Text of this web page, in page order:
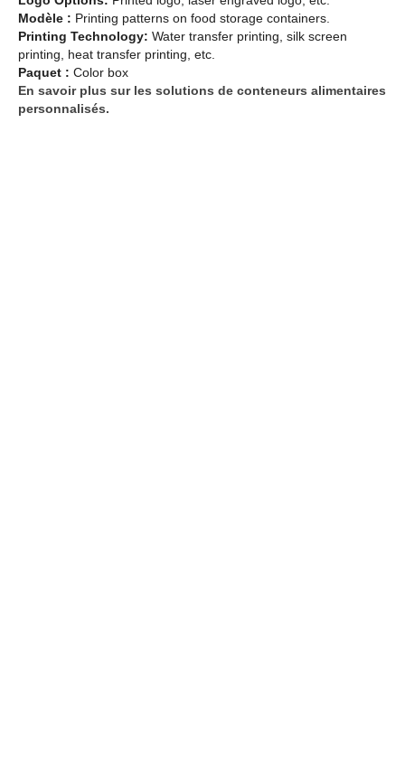
Modèle : Printing patterns on food storage containers.
Printing Technology: Water transfer printing, silk screen
printing, heat transfer printing, etc.
Paquet : Color box
En savoir plus sur les solutions de conteneurs alimentaires
personnalisés.